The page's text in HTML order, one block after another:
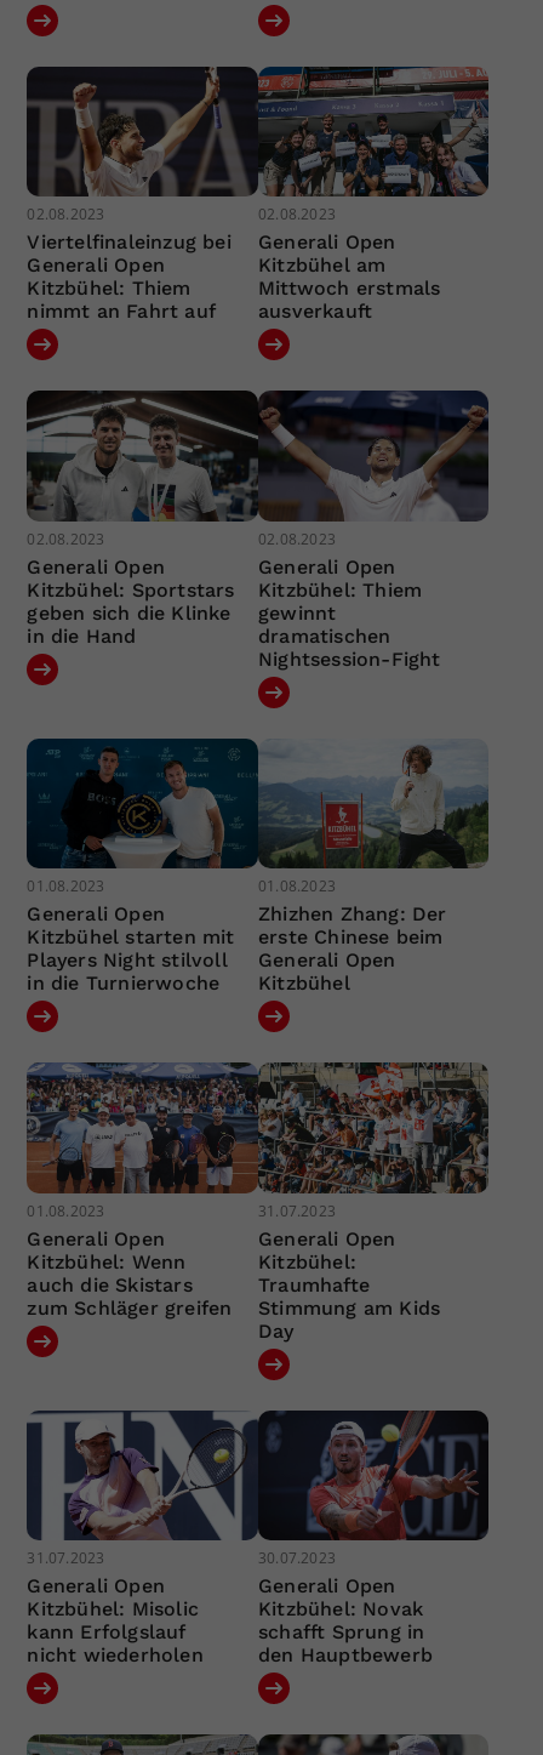
02.08.2023
Viertelfinaleinzug bei
Generali Open
Kitzbühel: Thiem
nimmt an Fahrt auf
02.08.2023
Generali Open
Kitzbühel am
Mittwoch erstmals
ausverkauft
02.08.2023
Generali Open
Kitzbühel: Sportstars
geben sich die Klinke
in die Hand
02.08.2023
Generali Open
Kitzbühel: Thiem
gewinnt
dramatischen
Nightsession-Fight
01.08.2023
Generali Open
Kitzbühel starten mit
Players Night stilvoll
in die Turnierwoche
01.08.2023
Zhizhen Zhang: Der
erste Chinese beim
Generali Open
Kitzbühel
01.08.2023
Generali Open
Kitzbühel: Wenn
auch die Skistars
zum Schläger greifen
31.07.2023
Generali Open
Kitzbühel:
Traumhafte
Stimmung am Kids
Day
31.07.2023
Generali Open
Kitzbühel: Misolic
kann Erfolgslauf
nicht wiederholen
30.07.2023
Generali Open
Kitzbühel: Novak
schafft Sprung in
den Hauptbewerb